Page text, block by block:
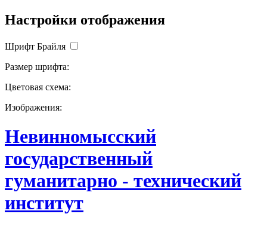
Настройки отображения
Шрифт Брайля
Размер шрифта:
Цветовая схема:
Изображения:
Невинномысский
государственный
гуманитарно - технический
институт